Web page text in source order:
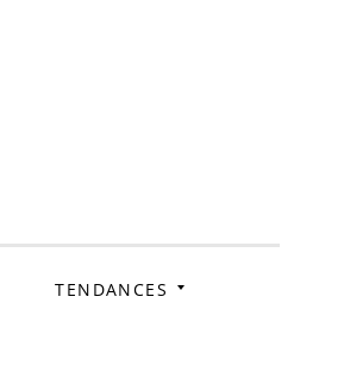
TENDANCES